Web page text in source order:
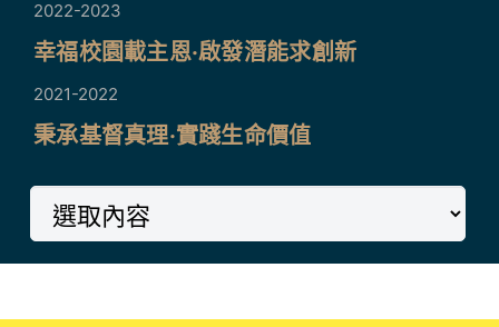
2022-2023
幸福校園載主恩·啟發潛能求創新
2021-2022
秉承基督真理·實踐生命價值